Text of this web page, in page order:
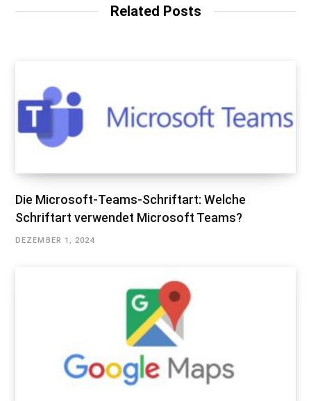
Related Posts
Die Microsoft-Teams-Schriftart: Welche
Schriftart verwendet Microsoft Teams?
DEZEMBER 1, 2024